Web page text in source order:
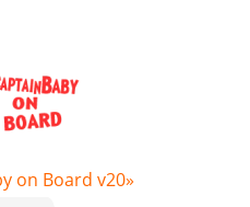
on Board v20»